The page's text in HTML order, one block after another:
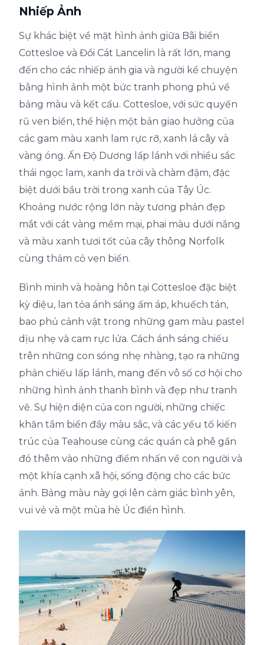
Nhiếp Ảnh
Sự khác biệt về mặt hình ảnh giữa Bãi biển
Cottesloe và Đồi Cát Lancelin là rất lớn, mang
đến cho các nhiếp ảnh gia và người kể chuyện
bằng hình ảnh một bức tranh phong phú về
bảng màu và kết cấu. Cottesloe, với sức quyến
rũ ven biển, thể hiện một bản giao hưởng của
các gam màu xanh lam rực rỡ, xanh lá cây và
vàng óng. Ấn Độ Dương lấp lánh với nhiều sắc
thái ngọc lam, xanh da trời và chàm đậm, đặc
biệt dưới bầu trời trong xanh của Tây Úc.
Khoảng nước rộng lớn này tương phản đẹp
mắt với cát vàng mềm mại, phai màu dưới nắng
và màu xanh tươi tốt của cây thông Norfolk
cùng thảm cỏ ven biển.
Bình minh và hoàng hôn tại Cottesloe đặc biệt
kỳ diệu, lan tỏa ánh sáng ấm áp, khuếch tán,
bao phủ cảnh vật trong những gam màu pastel
dịu nhẹ và cam rực lửa. Cách ánh sáng chiếu
trên những con sóng nhẹ nhàng, tạo ra những
phản chiếu lấp lánh, mang đến vô số cơ hội cho
những hình ảnh thanh bình và đẹp như tranh
vẽ. Sự hiện diện của con người, những chiếc
khăn tắm biển đầy màu sắc, và các yếu tố kiến
trúc của Teahouse cùng các quán cà phê gần
đó thêm vào những điểm nhấn về con người và
một khía cạnh xã hội, sống động cho các bức
ảnh. Bảng màu này gợi lên cảm giác bình yên,
vui vẻ và một mùa hè Úc điển hình.